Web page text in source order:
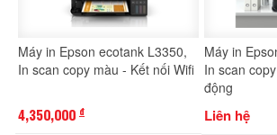
Máy in Epson ecotank L3350,
In scan copy màu - Kết nối Wifi
4,350,000 đ
Máy in
In scan
động
Liên hệ